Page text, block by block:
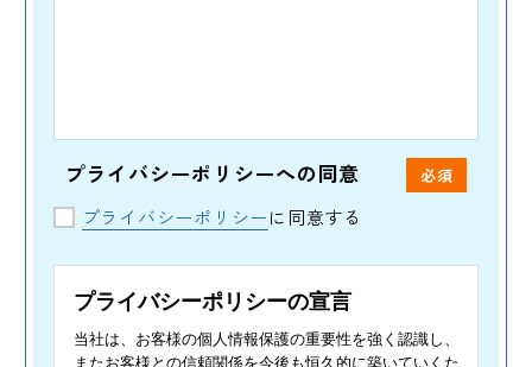
プライバシーポリシーへの同意 必須
プライバシーポリシーに同意する